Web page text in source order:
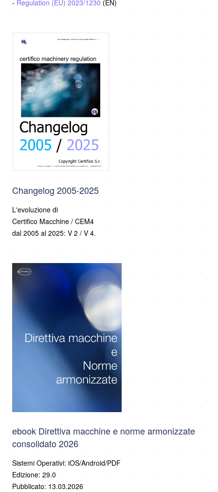
- Regulation (EU) 2023/1230 (EN)
Changelog 2005-2025
L'evoluzione di
Certifico Macchine / CEM4
dal 2005 al 2025: V 2 / V 4.
ebook Direttiva macchine e norme armonizzate
consolidato 2026
Sistemi Operativi: iOS/Android/PDF
Edizione: 29.0
Pubblicato: 13.03.2026